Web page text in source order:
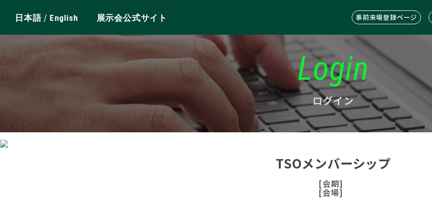
日本語/ English 展示会公式サイト 事前来場登録ページ
Login
ログイン
TSOメンバーシップ
[会期]
[会場]